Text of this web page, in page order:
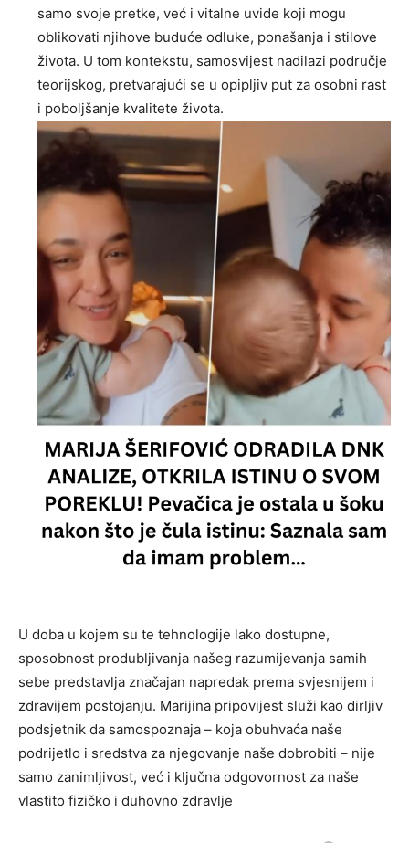
samo svoje pretke, već i vitalne uvide koji mogu
oblikovati njihove buduće odluke, ponašanja i stilove
života. U tom kontekstu, samosvijest nadilazi područje
teorijskog, pretvarajući se u opipljiv put za osobni rast
i poboljšanje kvalitete života.
U doba u kojem su te tehnologije lako dostupne,
sposobnost produbljivanja našeg razumijevanja samih
sebe predstavlja značajan napredak prema svjesnijem i
zdravijem postojanju. Marijina pripovijest služi kao dirljiv
podsjetnik da samospoznaja – koja obuhvaća naše
podrijetlo i sredstva za njegovanje naše dobrobiti – nije
samo zanimljivost, već i ključna odgovornost za naše
vlastito fizičko i duhovno zdravlje